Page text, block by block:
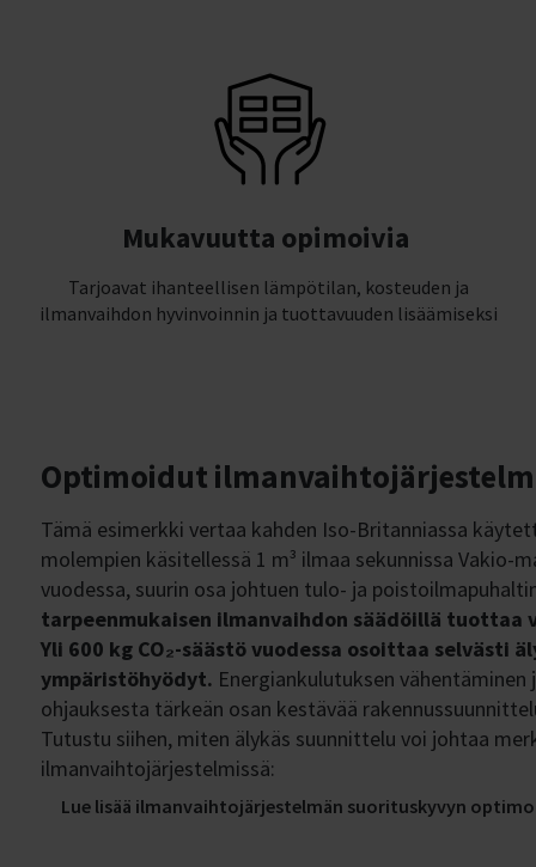
Mukavuutta opimoivia
Tarjoavat ihanteellisen lämpötilan, kosteuden ja
ilmanvaihdon hyvinvoinnin ja tuottavuuden lisäämiseksi​
Optimoidut
Tämä esimerkki vertaa kahden Iso-Britanniassa
molempien käsitellessä 1 m³ ilmaa sekunnissa Vakio-
vuodessa, suurin osa johtuen tulo- ja
tarpeenmukaisen ilmanvaihdon säädöillä tuottaa
Yli 600 kg CO₂-säästö vuodessa osoittaa selvästi
ympäristöhyödyt. Energiankulutuksen
ohjauksesta tärkeän osan kestävää
Tutustu siihen, miten älykäs suunnittelu voi johtaa
ilmanvaihtojärjestelmissä:
Lue lisää ilmanvaihtojärjestelmän suorituskyvyn